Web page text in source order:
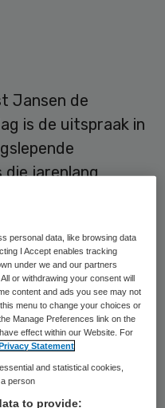
Jansen de
is de uitspraak in
jarenlang
zoals
ALS.
voormalig arts van
veroordeeld
als het
in hoger beroep.
zes jaar
personal data, like browsing data
I Accept enables tracking
under we and our partners
or withdrawing your consent will
content and ads you see may not
menu to change your choices or
Manage Preferences link on the
effect within our Website. For
Statement
and statistical cookies,
person
to provide: